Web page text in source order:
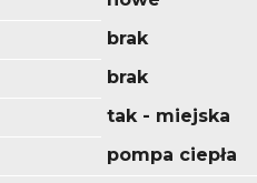
brak
brak
tak - miejska
pompa ciepła